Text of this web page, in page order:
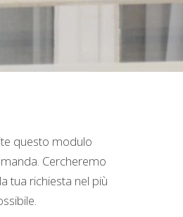
questo modulo
Cercheremo
tua richiesta nel più